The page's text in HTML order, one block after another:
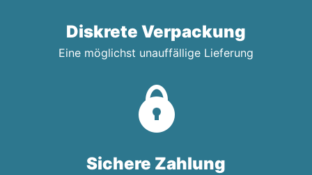
Diskrete Verpackung
Eine möglichst unauffällige Lieferung
Sichere Zahlung